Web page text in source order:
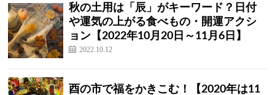
秋の土用は「辰」がキーワード？日付
や運気の上がる食べもの・開運アクシ
ョン【2022年10月20日～11月6日】
2022.10.12
酉の市で福をかきこむ！【2020年は11